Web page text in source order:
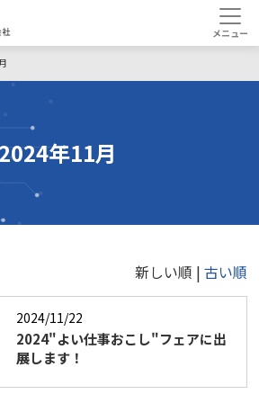
年11月
新しい順 | 古い順
2024/11/22
2024"よい仕事おこし"フェアに出
展します！